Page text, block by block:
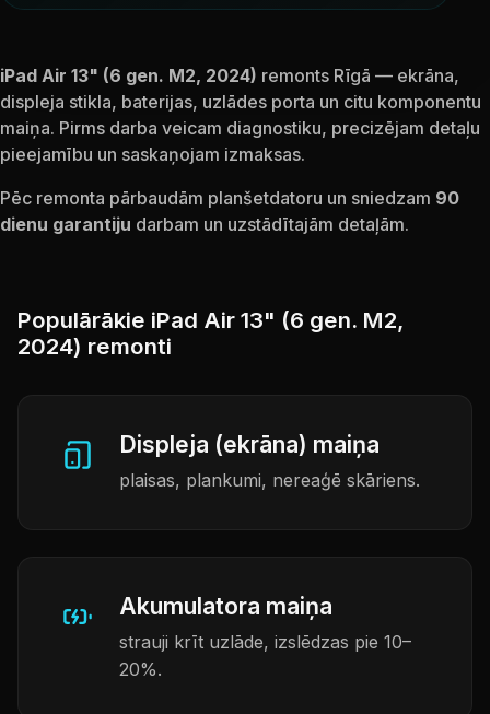
iPad Air 13" (6 gen. M2, 2024) remonts Rīgā — ekrāna,
displeja stikla, baterijas, uzlādes porta un citu komponentu
maiņa. Pirms darba veicam diagnostiku, precizējam detaļu
pieejamību un saskaņojam izmaksas.
Pēc remonta pārbaudām planšetdatoru un sniedzam 90
dienu garantiju darbam un uzstādītajām detaļām.
Populārākie iPad Air 13" (6 gen. M2,
2024) remonti
Displeja (ekrāna) maiņa
plaisas, plankumi, nereaģē skāriens.
Akumulatora maiņa
strauji krīt uzlāde, izslēdzas pie 10–
20%.